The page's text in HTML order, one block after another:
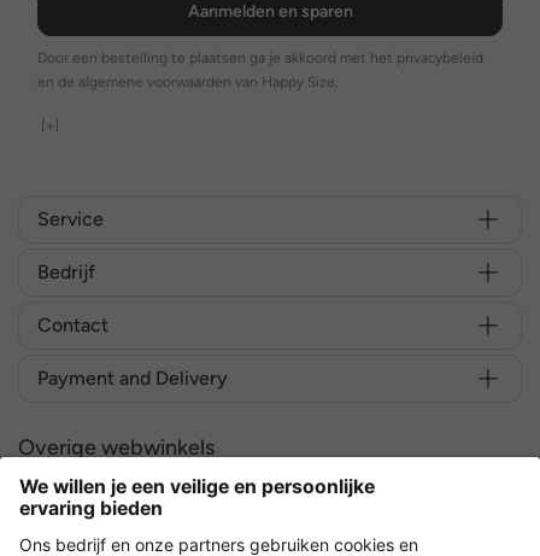
Aanmelden en sparen
Door een bestelling te plaatsen ga je akkoord met het privacybeleid
en de algemene voorwaarden van Happy Size.
[+]
Service
Bedrijf
Contact
Payment and Delivery
Overige webwinkels
Nederland